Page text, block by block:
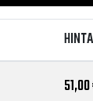
HINTA
51,00